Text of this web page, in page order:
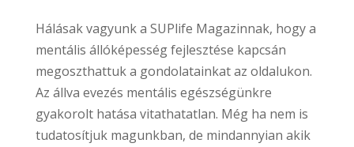
Hálásak vagyunk a SUPlife Magazinnak, hogy a
mentális állóképesség fejlesztése kapcsán
megoszthattuk a gondolatainkat az oldalukon.
Az állva evezés mentális egészségünkre
gyakorolt hatása vitathatatlan. Még ha nem is
tudatosítjuk magunkban, de mindannyian akik